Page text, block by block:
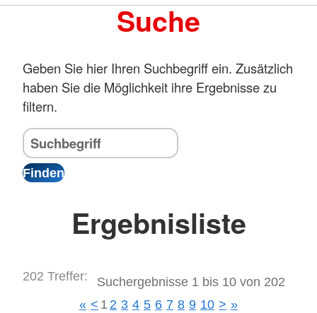
Suche
Geben Sie hier Ihren Suchbegriff ein. Zusätzlich
haben Sie die Möglichkeit ihre Ergebnisse zu
filtern.
Ergebnisliste
202 Treffer:
Suchergebnisse 1 bis 10 von 202
« < 1 2 3 4 5 6 7 8 9 10 > »